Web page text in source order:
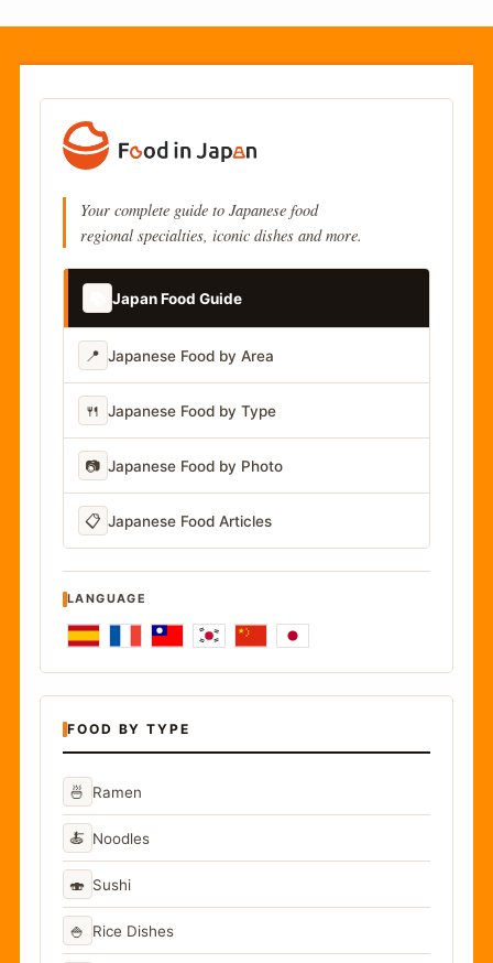
Your complete guide to Japanese food
regional specialties, iconic dishes and more.
Japan Food Guide
📍 Japanese Food by Area
🍴 Japanese Food by Type
📷 Japanese Food by Photo
📋 Japanese Food Articles
LANGUAGE
FOOD BY TYPE
🍜 Ramen
🍝 Noodles
🍣 Sushi
🍚 Rice Dishes